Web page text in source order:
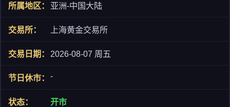
亚洲-中国大陆
上海黄金交易所
2026-08-07 周五
-
开市